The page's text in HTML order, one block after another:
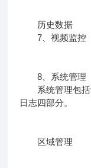
历史数据
7、视频监控
8、系统管理
系统管理包括
日志四部分。
区域管理